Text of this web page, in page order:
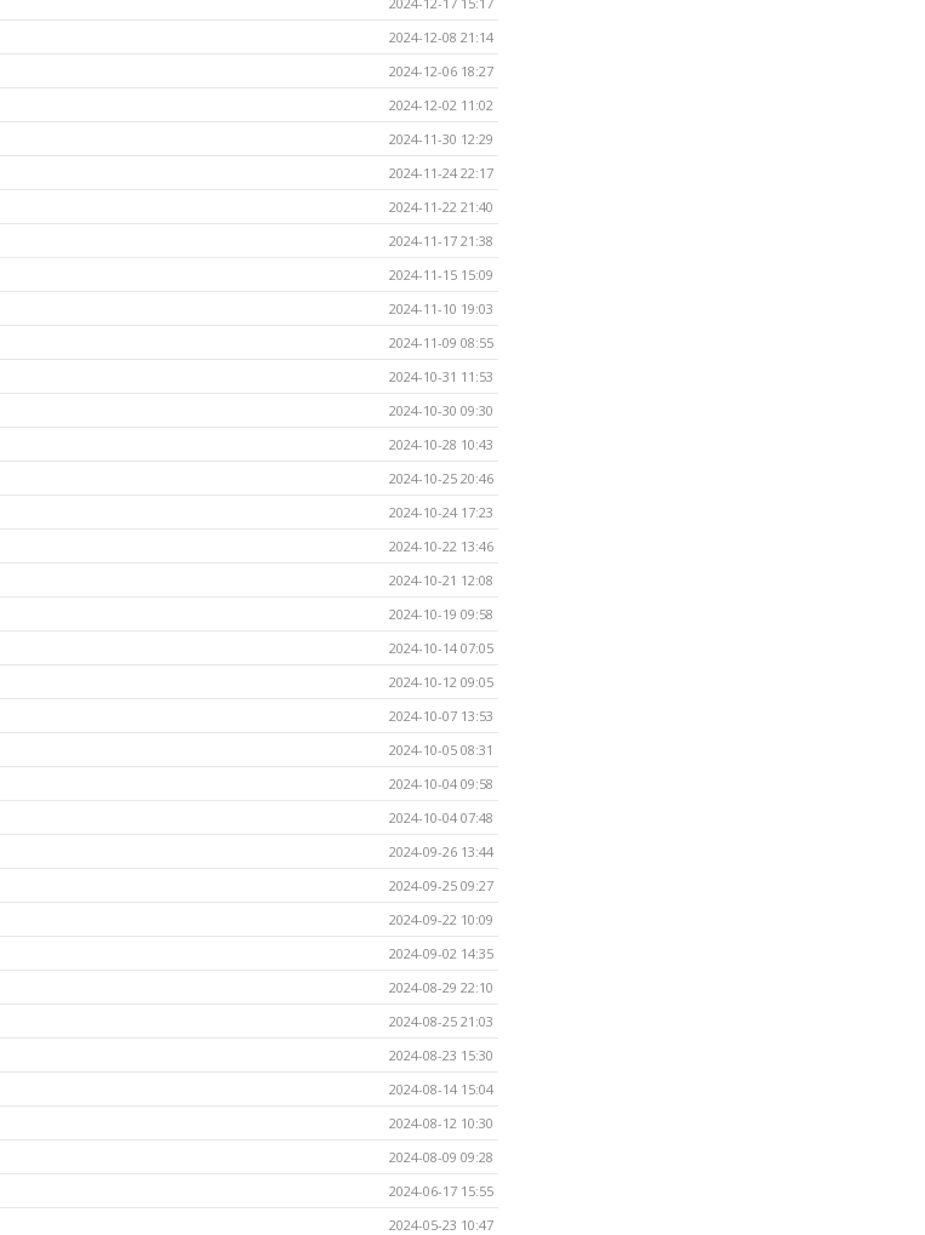
2024-12-08 21:14
2024-12-06 18:27
2024-12-02 11:02
2024-11-30 12:29
2024-11-24 22:17
2024-11-22 21:40
2024-11-17 21:38
2024-11-15 15:09
2024-11-10 19:03
2024-11-09 08:55
2024-10-31 11:53
2024-10-30 09:30
2024-10-28 10:43
2024-10-25 20:46
2024-10-24 17:23
2024-10-22 13:46
2024-10-21 12:08
2024-10-19 09:58
2024-10-14 07:05
2024-10-12 09:05
2024-10-07 13:53
2024-10-05 08:31
2024-10-04 09:58
2024-10-04 07:48
2024-09-26 13:44
2024-09-25 09:27
2024-09-22 10:09
2024-09-02 14:35
2024-08-29 22:10
2024-08-25 21:03
2024-08-23 15:30
2024-08-14 15:04
2024-08-12 10:30
2024-08-09 09:28
2024-06-17 15:55
2024-05-23 10:47